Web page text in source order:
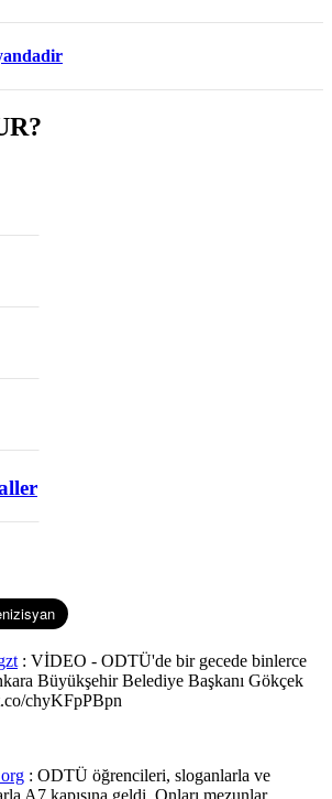
: VİDEO - ODTÜ'de bir gecede binlerce
Büyükşehir Belediye Başkanı Gökçek
chyKFpPBpn
: ODTÜ öğrencileri, sloganlarla ve
A7 kapısına geldi. Onları mezunlar